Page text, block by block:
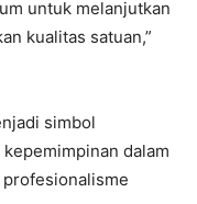
untuk melanjutkan
kualitas satuan,”
simbol
dalam